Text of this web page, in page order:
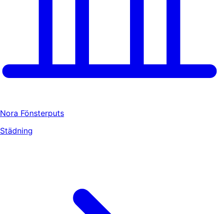
Nora Fönsterputs
Städning